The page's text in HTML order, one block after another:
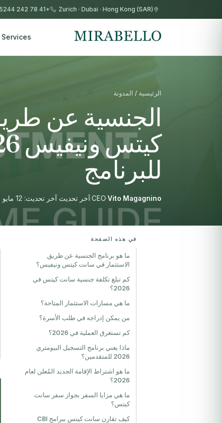
Zurich · Dubai · Hong Kong (SAR)
+41 78 242 5244
Services
الرئيسية / المدونة
الجنسية عن
للبرنامج
Vito Magagnino
·
CEO
·آخر تحديث آخر تحديث: 12 مايو 2026
في هذه الصفحة
ما هو برنامج الجنسية عن طريق
الاستثمار في سانت كيتس ونيفيس؟
كم تبلغ تكلفة جنسية سانت كيتس في
2026؟
ما هي مسارات الاستثمار المتاحة؟
من يمكن إدراجه في طلب الأسرة؟
كم تستغرق العملية في 2026؟
ماذا يعني برنامج التسجيل البيومتري
2026 للمتقدمين؟
ما هو اشتراط الإقامة الجديد المُعلن لعام
2026؟
ما هي مزايا السفر بجواز سفر سانت
كيتس؟
كيف تقارن سانت كيتس ببرامج CBI